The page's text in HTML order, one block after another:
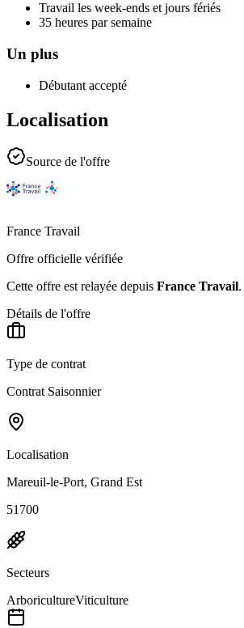
Travail les week-ends et jours fériés
35 heures par semaine
Un plus
Débutant accepté
Localisation
Source de l'offre
France Travail
Offre officielle vérifiée
Cette offre est relayée depuis France Travail.
Détails de l'offre
Type de contrat
Contrat Saisonnier
Localisation
Mareuil-le-Port, Grand Est
51700
Secteurs
ArboricultureViticulture